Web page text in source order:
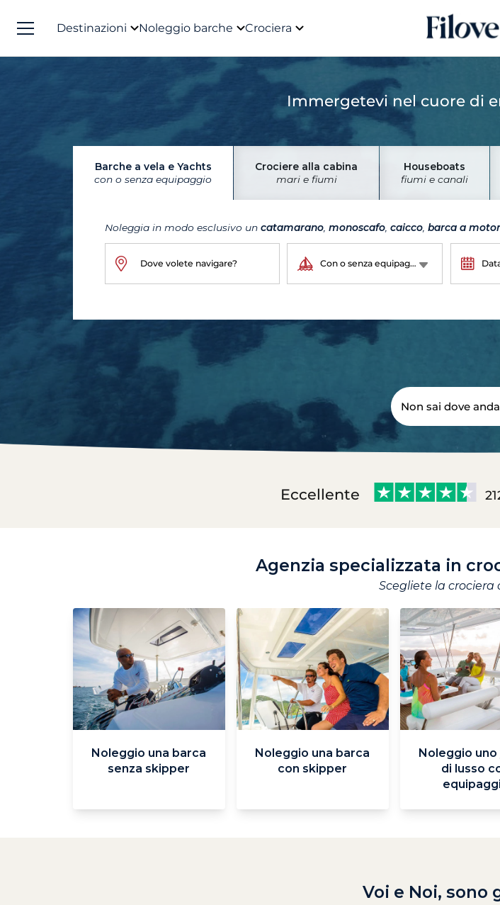
Destinazioni Noleggio barche Crociera
Immergetevi nel cuore di
Barche a vela e Yachts
con o senza equipaggio
Crociere alla cabina
mari e fiumi
Houseboats
fiumi e canali
Noleggia in modo esclusivo un catamarano monoscafo caicco barca a
Con o senza equipaggio?
Non sai dove
Eccellente
Agenzia specializzata in
Scegliete la crociera
Noleggio una barca
senza skipper
Noleggio una barca
con skipper
Noleggio
di lusso
Voi e Noi, sono